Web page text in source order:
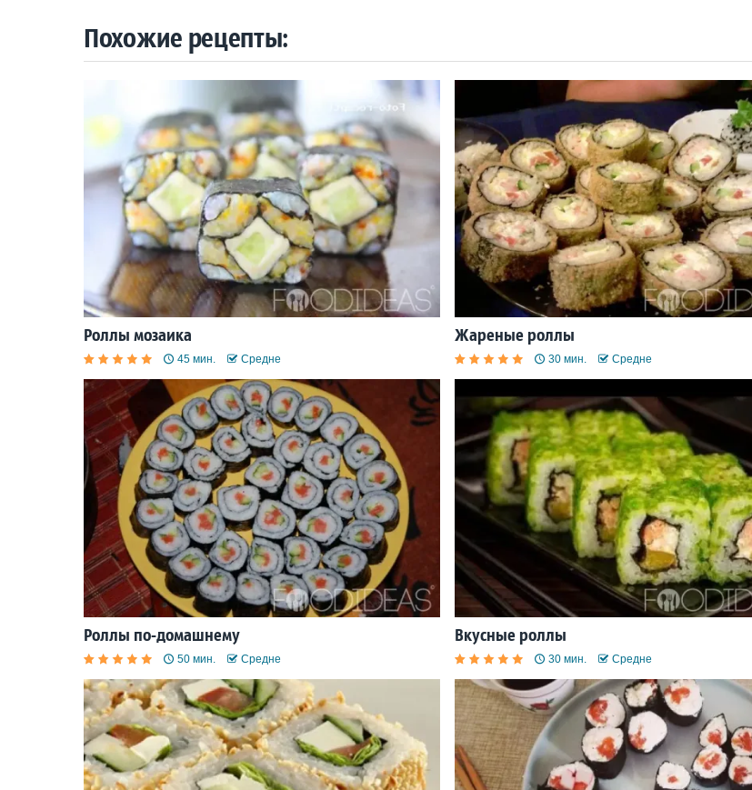
Похожие рецепты:
Роллы мозаика
45 мин. Средне
Жареные роллы
30 мин. Средне
Роллы по-домашнему
50 мин. Средне
Вкусные роллы
30 мин. Средне